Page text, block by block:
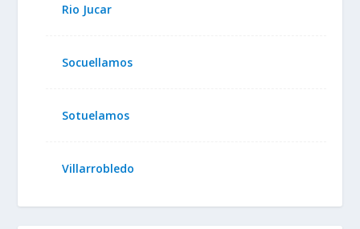
Rio Jucar
Socuellamos
Sotuelamos
Villarrobledo